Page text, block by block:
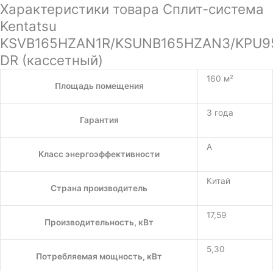
Характеристики товара Сплит-система
Kentatsu
KSVB165HZAN1R/KSUNB165HZAN3/
DR (кассетный)
Площадь помещения
160 м²
Гарантия
3 года
Класс энергоэффективности
A
Страна производитель
Китай
Производительность, кВт
17,59
Потребляемая мощность, кВт
5,30